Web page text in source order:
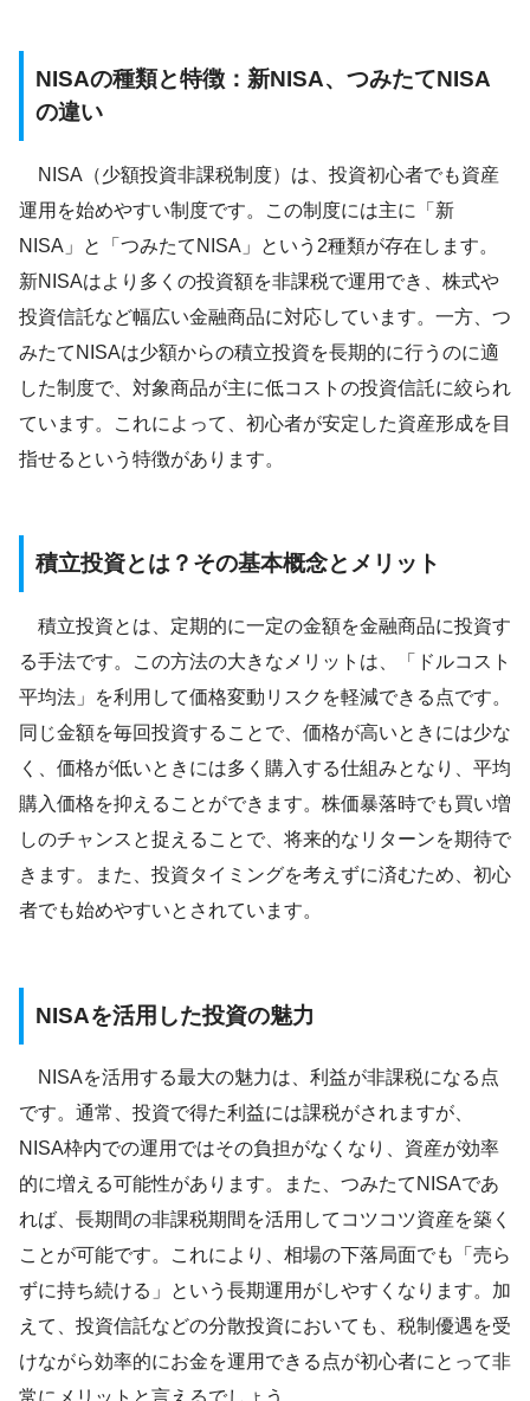
NISAの種類と特徴：新NISA、つみたてNISA
の違い
NISA（少額投資非課税制度）は、投資初心者でも資産
運用を始めやすい制度です。この制度には主に「新
NISA」と「つみたてNISA」という2種類が存在します。
新NISAはより多くの投資額を非課税で運用でき、株式や
投資信託など幅広い金融商品に対応しています。一方、つ
みたてNISAは少額からの積立投資を長期的に行うのに適
した制度で、対象商品が主に低コストの投資信託に絞られ
ています。これによって、初心者が安定した資産形成を目
指せるという特徴があります。
積立投資とは？その基本概念とメリット
積立投資とは、定期的に一定の金額を金融商品に投資す
る手法です。この方法の大きなメリットは、「ドルコスト
平均法」を利用して価格変動リスクを軽減できる点です。
同じ金額を毎回投資することで、価格が高いときには少な
く、価格が低いときには多く購入する仕組みとなり、平均
購入価格を抑えることができます。株価暴落時でも買い増
しのチャンスと捉えることで、将来的なリターンを期待で
きます。また、投資タイミングを考えずに済むため、初心
者でも始めやすいとされています。
NISAを活用した投資の魅力
NISAを活用する最大の魅力は、利益が非課税になる点
です。通常、投資で得た利益には課税がされますが、
NISA枠内での運用ではその負担がなくなり、資産が効率
的に増える可能性があります。また、つみたてNISAであ
れば、長期間の非課税期間を活用してコツコツ資産を築く
ことが可能です。これにより、相場の下落局面でも「売ら
ずに持ち続ける」という長期運用がしやすくなります。加
えて、投資信託などの分散投資においても、税制優遇を受
けながら効率的にお金を運用できる点が初心者にとって非